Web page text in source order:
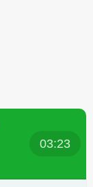
03:23